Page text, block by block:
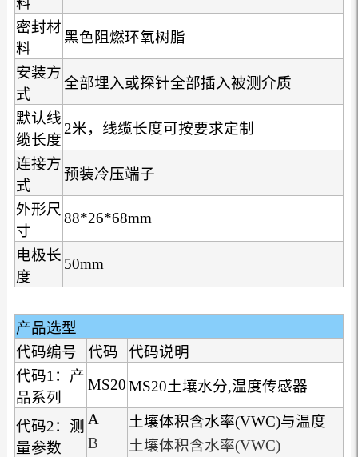
密封材
料
黑色阻燃环氧树脂
安装方
式
全部埋入或探针全部插入被测介质
默认线
缆长度
2米，线缆长度可按要求定制
连接方
式
预装冷压端子
外形尺
寸
88*26*68mm
电极长
度
50mm
产品选型
代码编号
代码
代码说明
代码1：产
品系列
MS20MS20土壤水分,温度传感器
代码2：测
量参数
A
B
土壤体积含水率(VWC)与温度
土壤体积含水率(VWC)